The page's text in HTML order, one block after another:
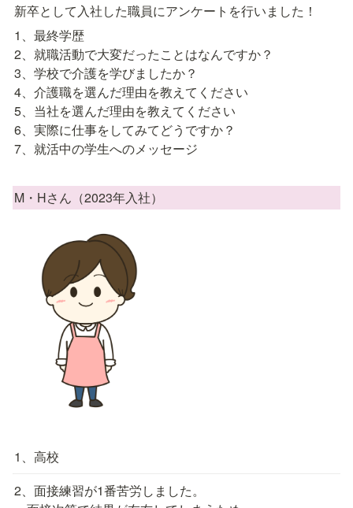
新卒として入社した職員にアンケートを行いました！
1、最終学歴
2、就職活動で大変だったことはなんですか？
3、学校で介護を学びましたか？
4、介護職を選んだ理由を教えてください
5、当社を選んだ理由を教えてください
6、実際に仕事をしてみてどうですか？
7、就活中の学生へのメッセージ
M・Hさん（2023年入社）
1、高校
2、面接練習が1番苦労しました。